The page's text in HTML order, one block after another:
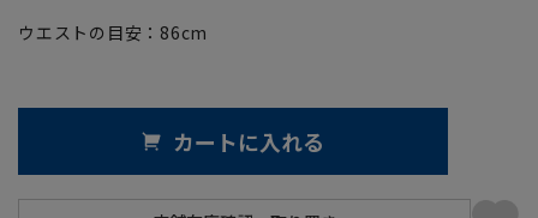
ウエストの目安： 86cm
カートに入れる